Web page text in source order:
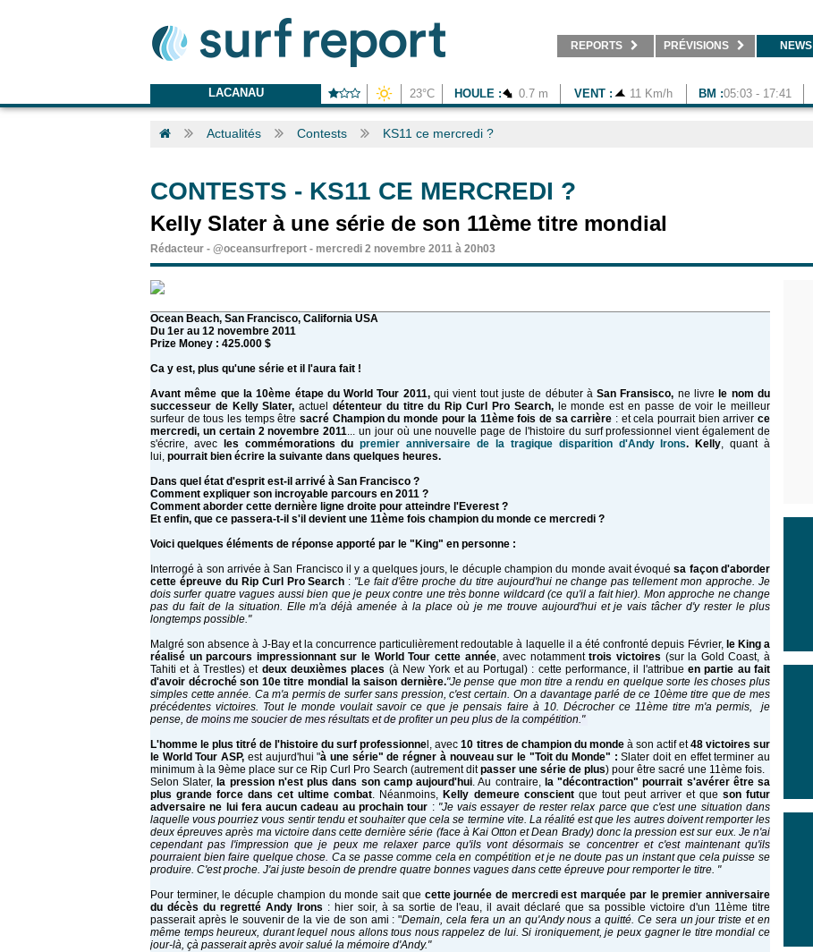
REPORTS PRÉVISIONS NEWS
LACANAU 23°C HOULE : 0.7 m VENT : 11 Km/h BM :05:03 - 17:41
Actualités Contests KS11 ce mercredi ?
CONTESTS - KS11 CE MERCREDI ?
Kelly Slater à une série de son 11ème titre mondial
Rédacteur - @oceansurfreport - mercredi 2 novembre 2011 à 20h03
Ocean Beach, San Francisco, California USA
Du 1er au 12 novembre 2011
Prize Money : 425.000 $
Ca y est, plus qu'une série et il l'aura fait !
Avant même que la 10ème étape du World Tour 2011,qui vient tout juste de débuter àSan Fransisco, ne livre le nom du
successeur de Kelly Slater,actueldétenteur du titre du Rip Curl Pro Search, le monde est en passe de voir le meilleur
surfeur de tous les tempsêtre sacré Champion du monde pour la 11ème fois de sa carrière : et cela pourrait bien arriverce
mercredi, un certain 2 novembre 2011... un jour où une nouvelle page de l'histoire du surf professionnel vient également de
s'écrire, avec
les commémorations dupremier anniversaire de la tragique disparition d'Andy Irons. Kelly, quant à
lui, pourrait bien écrire la suivante dans quelques heures.
Dans quel état d'esprit est-il arrivé à San Francisco ?
Comment expliquer son incroyable parcours en 2011 ?
Comment aborder cette dernière ligne droite pour atteindre l'Everest ?
Et enfin, que ce passera-t-il s'il devient une 11ème fois champion du monde ce mercredi ?
Voici quelques éléments de réponse apporté par le "King" en personne :
Interrogé à son arrivée à San Francisco il y a quelques jours, le décuple champion du monde avait évoquésa façon d'aborder
cette épreuve du Rip Curl Pro Search : "Le fait d'être proche du titre aujourd'hui ne change pas tellement mon approche.Je
dois surfer quatre vagues aussi bien que je peux contre une très bonne wildcard (ce qu'il a fait hier). Mon approche ne change
pas du fait de la situation. Elle m'a déjà amenée à la place où je me trouve aujourd'hui et je vais tâcher d'y rester le plus
longtemps possible."
Malgré son absence à J-Bay et la concurrence particulièrement redoutable à laquelle il a été confronté depuis Février, le King a
réalisé un parcours impressionnant sur le World Tour cette année, avec notammenttrois victoires (sur la Gold Coast, à
Tahiti et à Trestles) et deux deuxièmes places (à New York et au Portugal) : cette performance, il l'attribueen partie au fait
d'avoir décroché son 10e titre mondial la saison dernière."Je pense que mon titre a rendu en quelque sorte les choses plus
simples cette année. Ca m'a permis de surfer sans pression, c'est certain. On a davantage parlé de ce 10ème titre que de mes
précédentes victoires. Tout le monde voulait savoir ce que je pensais faire à 10. Décrocher ce 11ème titre m'a permis, je
pense, de moins me soucier de mes résultats et de profiter un peu plus de la compétition."
L'homme le plus titré de l'histoire du surf professionne l, avec10 titres de champion du mondeà son actif et48 victoires sur
le World Tour ASP, est aujurd'hui "à une série" de régner à nouveau sur le "Toit du Monde" :Slater doit en effet terminer au
minimum à la 9ème place sur ce Rip Curl Pro Search (autrement ditpasser une série de plus) pour être sacré une 11ème fois.
Selon Slater, la pression n'est plus dans son campaujourd'hui. Au contraire, la "décontraction" pourrait s'avérer être sa
plus grande force dans cet ultime combat. Néanmoins, Kelly demeure conscientque tout peut arriver et que son futur
adversaire ne lui fera aucun cadeau au prochain tour : "Je vais essayer de rester relax parce que c'est une situation dans
laquelle vous pourriez vous sentir tendu et souhaiter que cela se termine vite. La réalité est que les autres doivent remporter les
deux épreuves après ma victoire dans cette dernière série (face à Kai Otton et Dean Brady) donc la pression est sur eux. Je n'ai
cependant pas l'impression que je peux me relaxer parce qu'ils vont désormais se concentrer et c'est maintenant qu'ils
pourraient bien faire quelque chose. Ca se passe comme cela en compétition et je ne doute pas un instant que cela puisse se
produire. C'est proche. J'ai juste besoin de prendre quatre bonnes vagues dans cette épreuve pour remporter le titre. "
Pour terminer, le décuple champion du monde sait que cette journée de mercrediest marquée par le premier anniversaire
du décès du regretté Andy Irons : hier soir, à sa sortie de l'eau, il avait déclaré que sa possible victoire d'un 11ème titre
passerait après le souvenir de la vie de son ami :"Demain, cela fera un an qu'Andy nous a quitté. Ce sera un jour triste et en
même temps heureux, durant lequel nous allons tous nous rappelez de lui. Si ironiquement, je peux gagner le titre mondial ce
jour-là, çà passerait après avoir salué la mémoire d'Andy."